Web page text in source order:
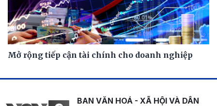
Mở rộng tiếp cận tài chính cho doanh nghiệp
BAN VĂN HOÁ - XÃ HỘI VÀ DÂN